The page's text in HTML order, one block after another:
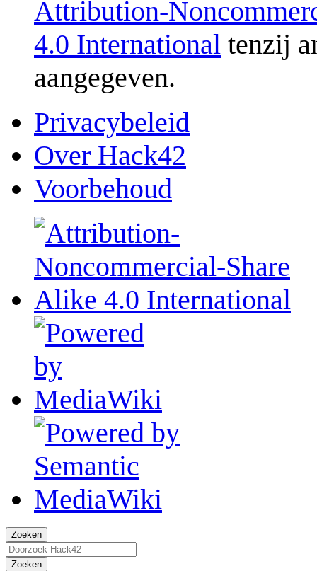
Attribution-
4.0 International tenzij
aangegeven.
Privacybeleid
Over Hack42
Voorbehoud
Zoeken
Zoeken